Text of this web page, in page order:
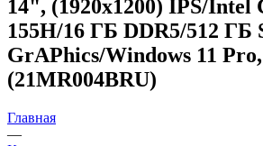
14", (1920x1200) IPS/Intel
155H/16 ГБ DDR5/512 ГБ
GrAPhics/Windows 11 Pro,
(21MR004BRU)
Главная
—